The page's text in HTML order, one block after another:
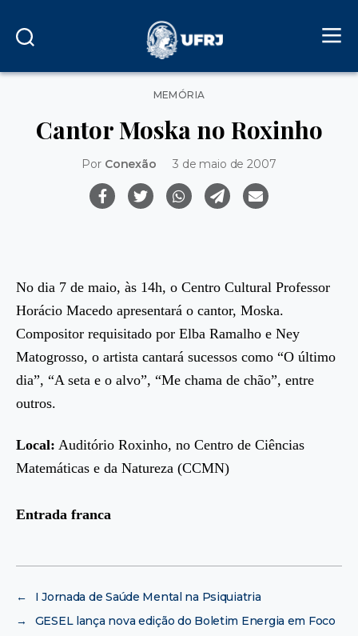
Categorias
MEMÓRIA
Cantor Moska no Roxinho
Por Conexão 3 de maio de 2007
No dia 7 de maio, às 14h, o Centro Cultural Professor
Horácio Macedo apresentará o cantor, Moska.
Compositor requisitado por Elba Ramalho e Ney
Matogrosso, o artista cantará sucessos como “O último
dia”, “A seta e o alvo”, “Me chama de chão”, entre
outros.
Local: Auditório Roxinho, no Centro de Ciências
Matemáticas e da Natureza (CCMN)
Entrada franca
←
I Jornada de Saúde Mental na Psiquiatria
→
GESEL lança nova edição do Boletim Energia em Foco